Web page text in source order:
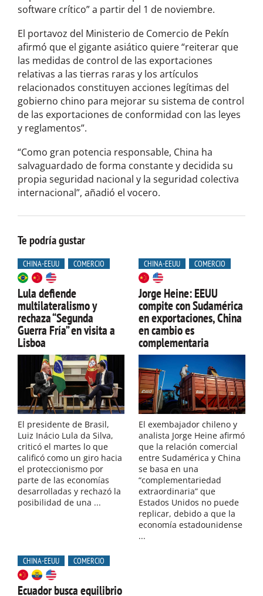
software crítico” a partir del 1 de noviembre.
El portavoz del Ministerio de Comercio de Pekín
afirmó que el gigante asiático quiere “reiterar que
las medidas de control de las exportaciones
relativas a las tierras raras y los artículos
relacionados constituyen acciones legítimas del
gobierno chino para mejorar su sistema de control
de las exportaciones de conformidad con las leyes
y reglamentos”.
“Como gran potencia responsable, China ha
salvaguardado de forma constante y decidida su
propia seguridad nacional y la seguridad colectiva
internacional”, añadió el vocero.
Te podría gustar
CHINA-EEUU COMERCIO
Lula defiende
multilateralismo y
rechaza “Segunda
Guerra Fría” en visita a
Lisboa
El presidente de Brasil,
Luiz Inácio Lula da Silva,
criticó el martes lo que
calificó como un giro hacia
el proteccionismo por
parte de las economías
desarrolladas y rechazó la
posibilidad de una ...
CHINA-EEUU COMERCIO
Jorge Heine: EEUU
compite con Sudamérica
en exportaciones, China
en cambio es
complementaria
El exembajador chileno y
analista Jorge Heine afirmó
que la relación comercial
entre Sudamérica y China
se basa en una
“complementariedad
extraordinaria” que
Estados Unidos no puede
replicar, debido a que la
economía estadounidense
...
CHINA-EEUU COMERCIO
Ecuador busca equilibrio